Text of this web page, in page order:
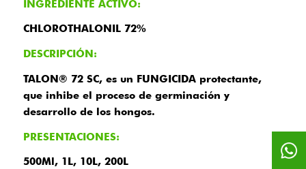
INGREDIENTE ACTIVO:
CHLOROTHALONIL 72%
DESCRIPCIÓN:
TALON® 72 SC, es un FUNGICIDA protectante,
que inhibe el proceso de germinación y
desarrollo de los hongos.
PRESENTACIONES:
500Ml, 1L, 10L, 200L